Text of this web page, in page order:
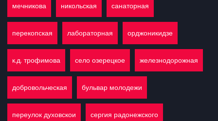
мечникова никольская санаторная
перекопская лабораторная орджоникидзе
к.д. трофимова село озерецкое железнодорожная
добровольческая бульвар молодежи
переулок духовскои сергия радонежского